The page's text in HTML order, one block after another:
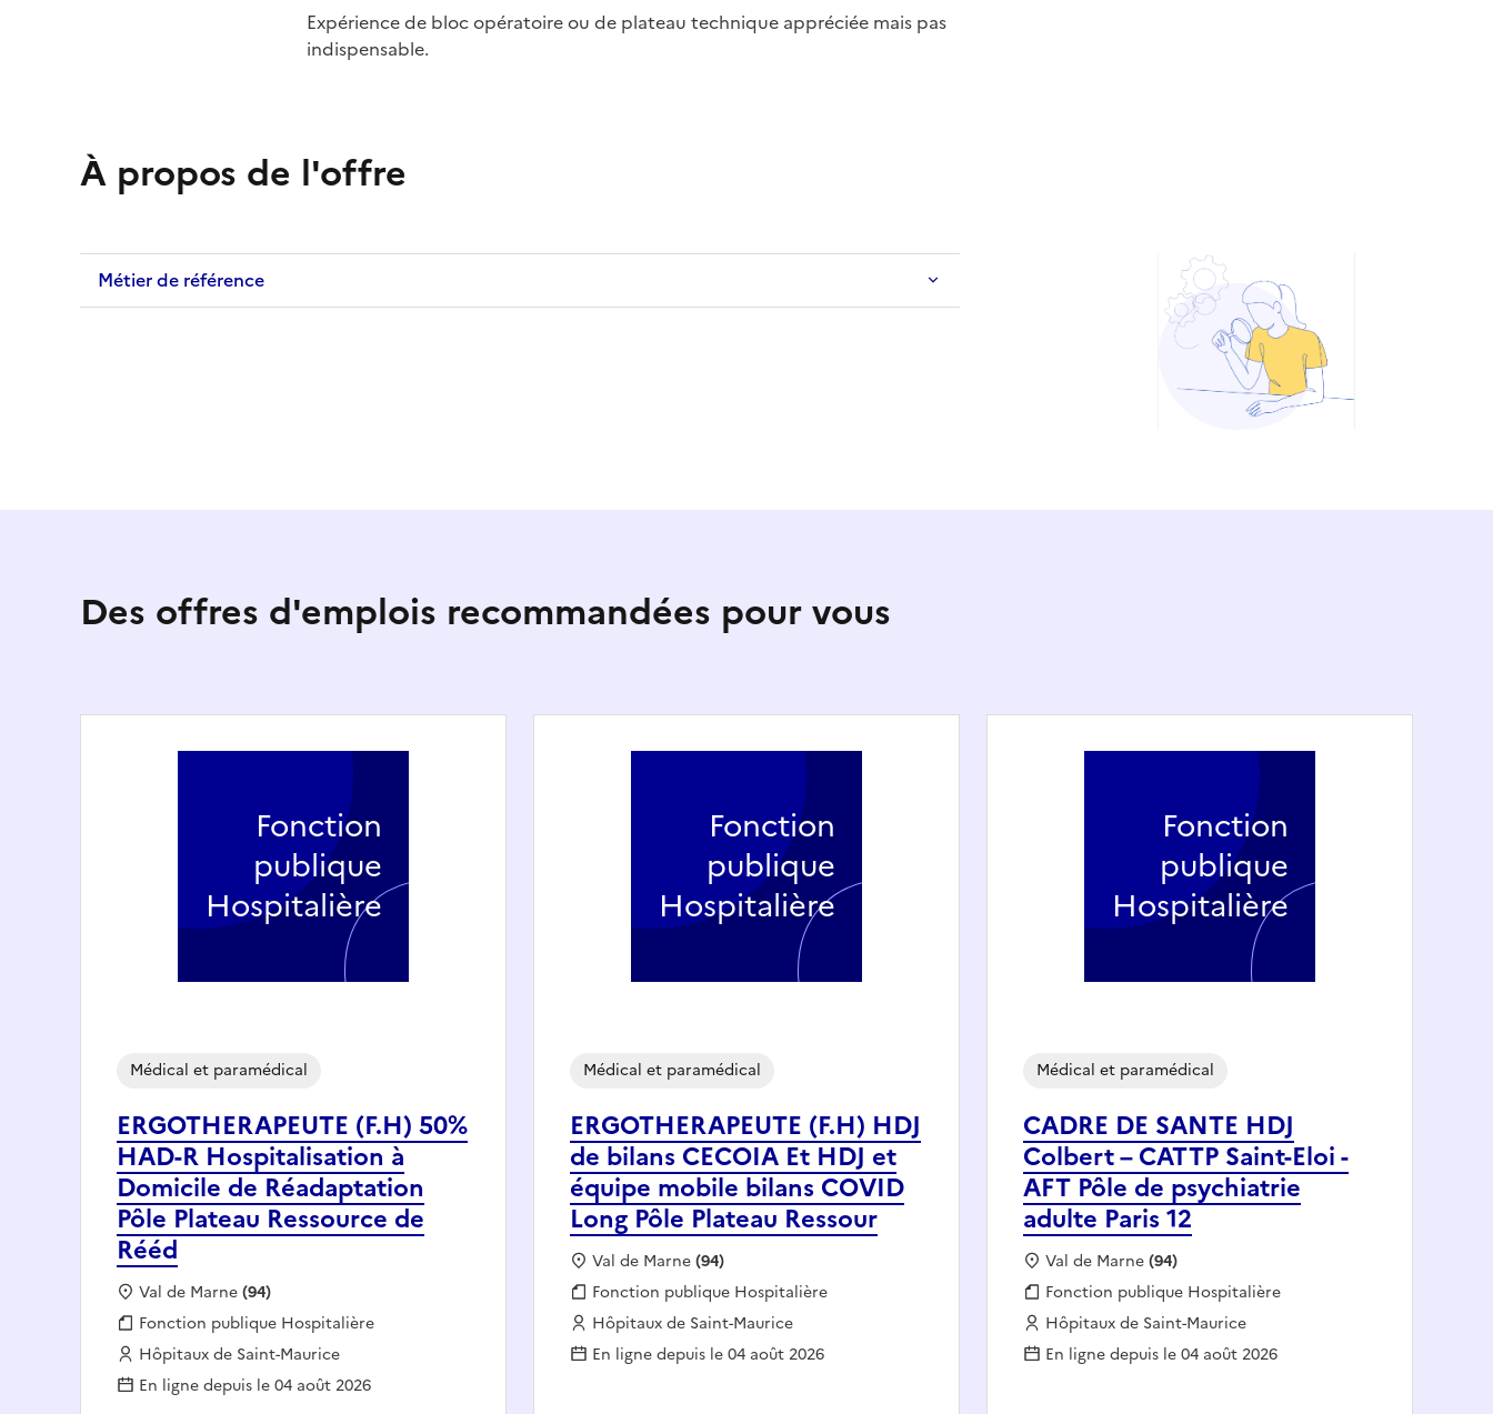
Expérience de bloc opératoire ou de plateau technique appréciée mais pas
indispensable.
À propos de l'offre
Métier de référence
Des offres d'emplois recommandées pour vous
ERGOTHERAPEUTE (F.H) 50%
HAD-R Hospitalisation à
Domicile de Réadaptation
Pôle Plateau Ressource de
Rééd
Médical et paramédical
Localisation :
Val de Marne(94)
Fonction publique :
Fonction publique Hospitalière
Employeur :
Hôpitaux de Saint-Maurice
En ligne depuis le 04 août 2026
Fonction
publique
Hospitalière
ERGOTHERAPEUTE (F.H) HDJ
de bilans CECOIA Et HDJ et
équipe mobile bilans COVID
Long Pôle Plateau Ressour
Médical et paramédical
Localisation :
Val de Marne(94)
Fonction publique :
Fonction publique Hospitalière
Employeur :
Hôpitaux de Saint-Maurice
En ligne depuis le 04 août 2026
Fonction
publique
Hospitalière
CADRE DE SANTE HDJ
Colbert – CATTP Saint-Eloi -
AFT Pôle de psychiatrie
adulte Paris 12
Médical et paramédical
Localisation :
Val de Marne(94)
Fonction publique :
Fonction publique Hospitalière
Employeur :
Hôpitaux de Saint-Maurice
En ligne depuis le 04 août 2026
Fonction
publique
Hospitalière